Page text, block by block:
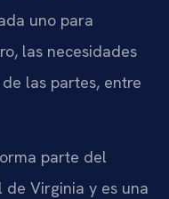
uno para
las necesidades
las partes, entre
parte del
Virginia y es una